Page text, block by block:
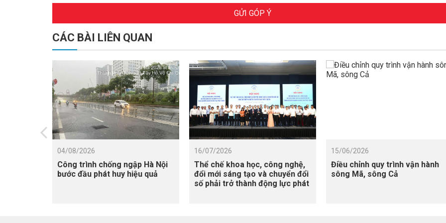
GỬI GÓP Ý
CÁC BÀI LIÊN QUAN
04/08/2026
Công trình chống ngập Hà Nội
bước đầu phát huy hiệu quả
16/07/2026
Thể chế khoa học, công nghệ,
đổi mới sáng tạo và chuyển đổi
số phải trở thành động lực phát
15/06/2026
Điều chỉnh quy trình vận hành
sông Mã, sông Cả